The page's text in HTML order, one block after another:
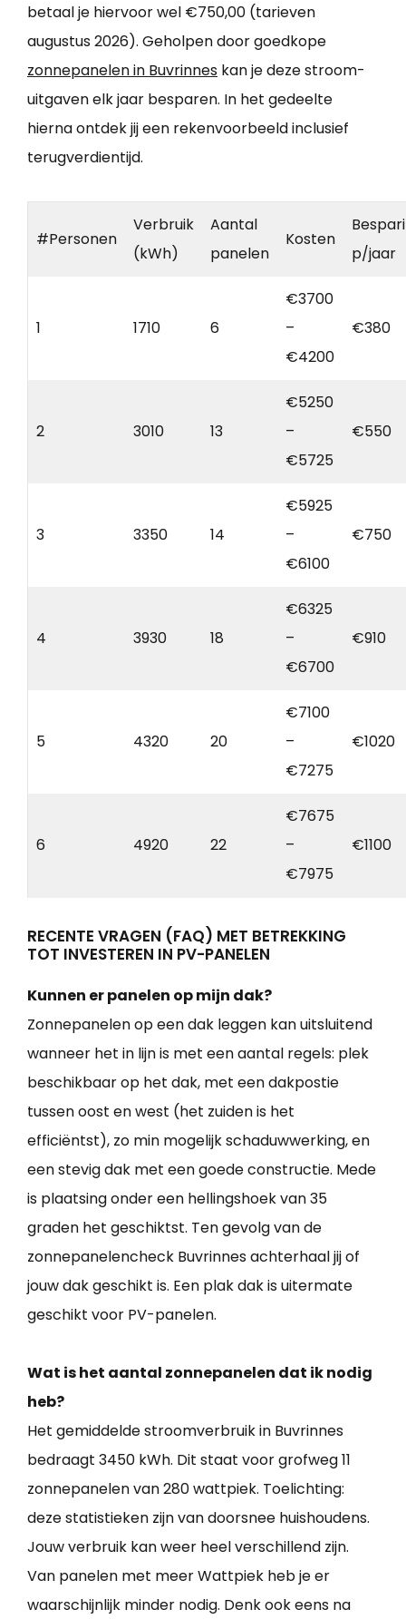
betaal je hiervoor wel €750,00 (tarieven
augustus 2026). Geholpen door goedkope
zonnepanelen in Buvrinnes kan je deze stroom-
uitgaven elk jaar besparen. In het gedeelte
hierna ontdek jij een rekenvoorbeeld inclusief
terugverdientijd.
#Personen
Verbruik
(kWh)
Aantal
panelen
Kosten
p/jaar
1 1710 6
€3700
–
€4200
€380
2 3010 13
€5250
–
€5725
€550
3 3350 14
€5925
–
€6100
€750
4 3930 18
€6325
–
€6700
€910
5 4320 20
€7100
–
€7275
€1020
6 4920 22
€7675
–
€7975
€1100
RECENTE VRAGEN (FAQ) MET BETREKKING
TOT INVESTEREN IN PV-PANELEN
Kunnen er panelen op mijn dak?
Zonnepanelen op een dak leggen kan uitsluitend
wanneer het in lijn is met een aantal regels: plek
beschikbaar op het dak, met een dakpostie
tussen oost en west (het zuiden is het
efficiëntst), zo min mogelijk schaduwwerking, en
een stevig dak met een goede constructie. Mede
is plaatsing onder een hellingshoek van 35
graden het geschiktst. Ten gevolg van de
zonnepanelencheck Buvrinnes achterhaal jij of
jouw dak geschikt is. Een plak dak is uitermate
geschikt voor PV-panelen.
Wat is het aantal zonnepanelen dat ik nodig
heb?
Het gemiddelde stroomverbruik in Buvrinnes
bedraagt 3450 kWh. Dit staat voor grofweg 11
zonnepanelen van 280 wattpiek. Toelichting:
deze statistieken zijn van doorsnee huishoudens.
Jouw verbruik kan weer heel verschillend zijn.
Van panelen met meer Wattpiek heb je er
waarschijnlijk minder nodig. Denk ook eens na